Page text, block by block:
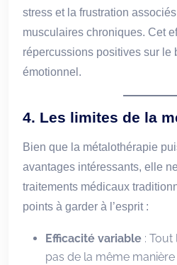
stress et la frustration
musculaires chroniques. Cet
répercussions positives sur le
émotionnel.
4. Les limites de la
Bien que la métalothérapie
avantages intéressants, elle
traitements médicaux
points à garder à l’esprit :
Efficacité variable :
pas de la même